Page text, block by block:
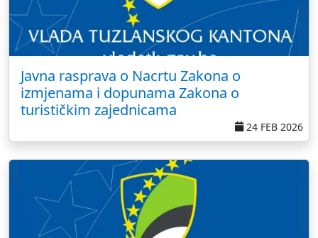
Javna rasprava o Nacrtu Zakona o
izmjenama i dopunama Zakona o
turističkim zajednicama
24 FEB 2026